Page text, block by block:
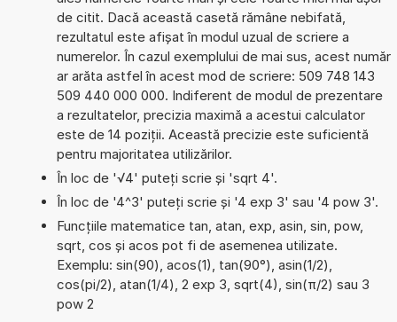
de citit. Dacă această casetă rămâne nebifată,
rezultatul este afișat în modul uzual de scriere a
numerelor. În cazul exemplului de mai sus, acest număr
ar arăta astfel în acest mod de scriere: 509 748 143
509 440 000 000. Indiferent de modul de prezentare
a rezultatelor, precizia maximă a acestui calculator
este de 14 poziții. Această precizie este suficientă
pentru majoritatea utilizărilor.
În loc de '√4' puteți scrie și 'sqrt 4'.
În loc de '4^3' puteți scrie și '4 exp 3' sau '4 pow 3'.
Funcțiile matematice tan, atan, exp, asin, sin, pow,
sqrt, cos și acos pot fi de asemenea utilizate.
Exemplu: sin(90), acos(1), tan(90°), asin(1/2),
cos(pi/2), atan(1/4), 2 exp 3, sqrt(4), sin(π/2) sau 3
pow 2